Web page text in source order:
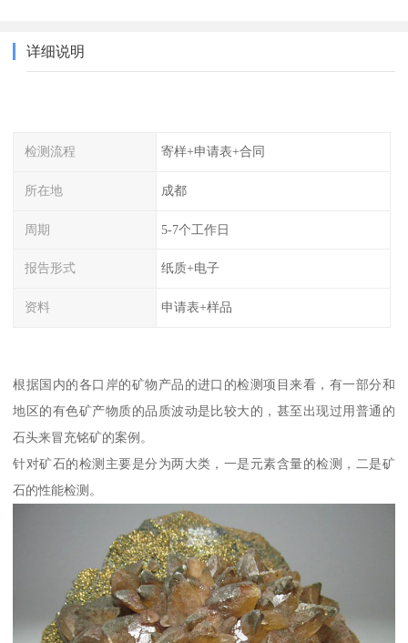
详细说明
检测流程 寄样+申请表+合同
所在地 成都
周期 5-7个工作日
报告形式 纸质+电子
资料 申请表+样品
根据国内的各口岸的矿物产品的进口的检测项目来看，有一部分和
地区的有色矿产物质的品质波动是比较大的，甚至出现过用普通的
石头来冒充铭矿的案例。
针对矿石的检测主要是分为两大类，一是元素含量的检测，二是矿
石的性能检测。